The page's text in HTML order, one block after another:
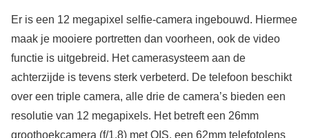
Er is een 12 megapixel selfie-camera ingebouwd. Hiermee
maak je mooiere portretten dan voorheen, ook de video
functie is uitgebreid. Het camerasysteem aan de
achterzijde is tevens sterk verbeterd. De telefoon beschikt
over een triple camera, alle drie de camera’s bieden een
resolutie van 12 megapixels. Het betreft een 26mm
groothoekcamera (f/1.8) met OIS, een 62mm telefotolens